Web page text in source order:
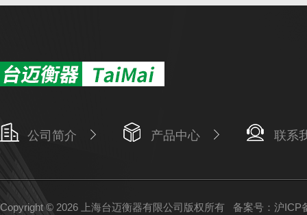
公司简介 产品中心 联系
Copyright © 2026 上海台迈衡器有限公司版权所有 备案号：沪ICP